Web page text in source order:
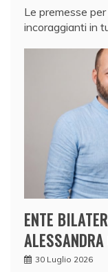
Le premesse
incoraggianti in
ENTE
30 Luglio 2026